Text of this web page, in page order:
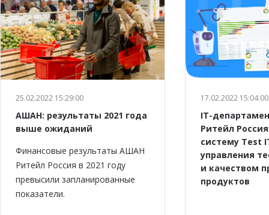
25.02.2022 15:29:00
АШАН: результаты 2021 года
выше ожиданий
Финансовые результаты АШАН
Ритейл Россия в 2021 году
превысили запланированные
показатели.
17.02.2022 15:04:00
IT-
Ритейл
систему Test
управления
и качеством
продуктов